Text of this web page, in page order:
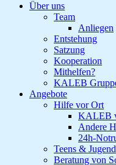
Über uns
Team
Anliegen
Entstehung
Satzung
Kooperation
Mithelfen?
KALEB
Angebote
Hilfe vor Ort
KALEB
Andere
24h-
Teens & Jugend
Beratung von